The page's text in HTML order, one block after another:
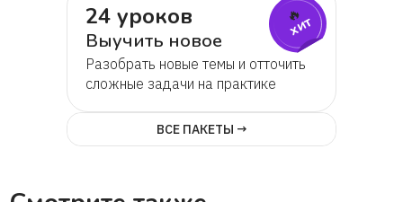
24 уроков
Выучить новое
Разобрать новые темы и отточить
сложные задачи на практике
🔥
хит
ВСЕ ПАКЕТЫ →